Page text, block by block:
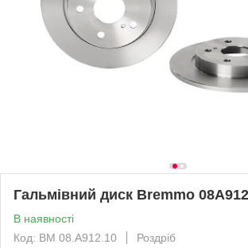
Гальмівний диск Bremmo
В наявності
Код: BM 08.A912.10
Роздріб